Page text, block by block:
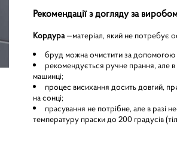
Рекомендації з догляду за
Кордура—матеріал, який не потребує
бруд можна очистити за допомогою
рекомендується ручне прання, але
машинці;
процес висихання досить довгий,
на сонці;
прасування не потрібне, але в разі
температуру праски до 200 градусів